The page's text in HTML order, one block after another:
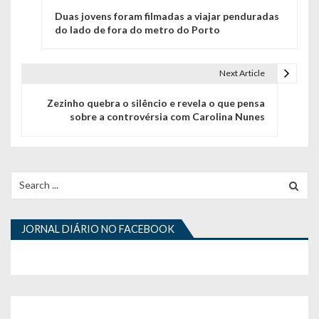
ã
o
d
Duas jovens foram filmadas a viajar penduradas
do lado de fora do metro do Porto
Next Article
Zezinho quebra o silêncio e revela o que pensa
sobre a controvérsia com Carolina Nunes
for:
JORNAL DIÁRIO NO FACEBOOK